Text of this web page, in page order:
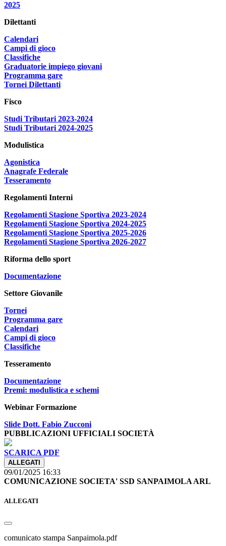
2025
Dilettanti
Calendari
Campi di gioco
Classifiche
Graduatorie impiego giovani
Programma gare
Tornei Dilettanti
Fisco
Studi Tributari 2023-2024
Studi Tributari 2024-2025
Modulistica
Agonistica
Anagrafe Federale
Tesseramento
Regolamenti Interni
Regolamenti Stagione Sportiva 2023-2024
Regolamenti Stagione Sportiva 2024-2025
Regolamenti Stagione Sportiva 2025-2026
Regolamenti Stagione Sportiva 2026-2027
Riforma dello sport
Documentazione
Settore Giovanile
Tornei
Programma gare
Calendari
Campi di gioco
Classifiche
Tesseramento
Documentazione
Premi: modulistica e schemi
Webinar Formazione
Slide Dott. Fabio Zucconi
PUBBLICAZIONI UFFICIALI SOCIETÀ
SCARICA PDF
ALLEGATI
09/01/2025 16:33
COMUNICAZIONE SOCIETA' SSD SANPAIMOLA ARL
ALLEGATI
comunicato stampa Sanpaimola.pdf